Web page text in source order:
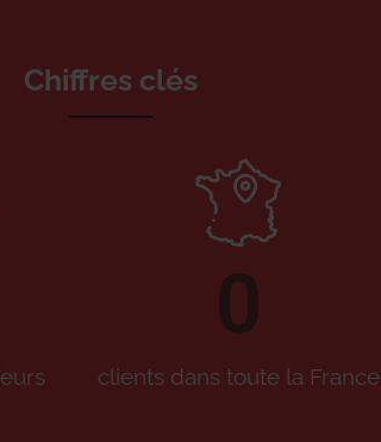
Chiffres clés
clients dans toute la France
0